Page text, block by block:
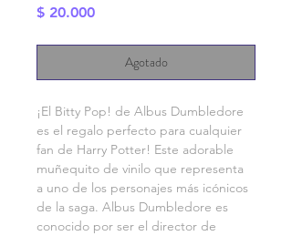
$ 20.000Precio
Agotado
¡El Bitty Pop! de Albus Dumbledore
es el regalo perfecto para cualquier
fan de Harry Potter! Este adorable
muñequito de vinilo que representa
a uno de los personajes más icónicos
de la saga. Albus Dumbledore es
conocido por ser el director de